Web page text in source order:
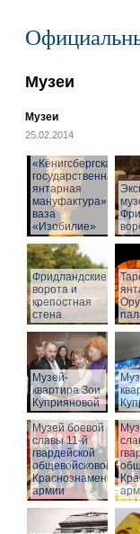
Музеи
Музеи
25.02.2014
«Кёнигсбергская
государственная
янтарная
мануфактура» -
ваза
«Изобилие»
Фридландские
ворота и
крепостная
стена
Музей-
квартира Зои
Куприяновой
Музей боевой
славы 11-й
гвардейской
общевойсковой
Краснознаменной
армии